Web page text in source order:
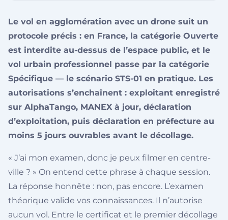
Le vol en agglomération avec un drone suit un
protocole précis : en France, la catégorie Ouverte
est interdite au-dessus de l’espace public, et le
vol urbain professionnel passe par la catégorie
Spécifique — le scénario STS-01 en pratique. Les
autorisations s’enchaînent : exploitant enregistré
sur AlphaTango, MANEX à jour, déclaration
d’exploitation, puis déclaration en préfecture au
moins 5 jours ouvrables avant le décollage.
« J’ai mon examen, donc je peux filmer en centre-
ville ? » On entend cette phrase à chaque session.
La réponse honnête : non, pas encore. L’examen
théorique valide vos connaissances. Il n’autorise
aucun vol. Entre le certificat et le premier décollage